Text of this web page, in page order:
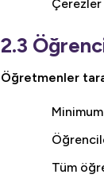
2.3
Öğretmenler
Tüm